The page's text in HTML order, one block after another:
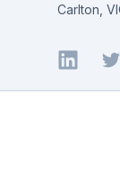
Carlton,
LinkedIn